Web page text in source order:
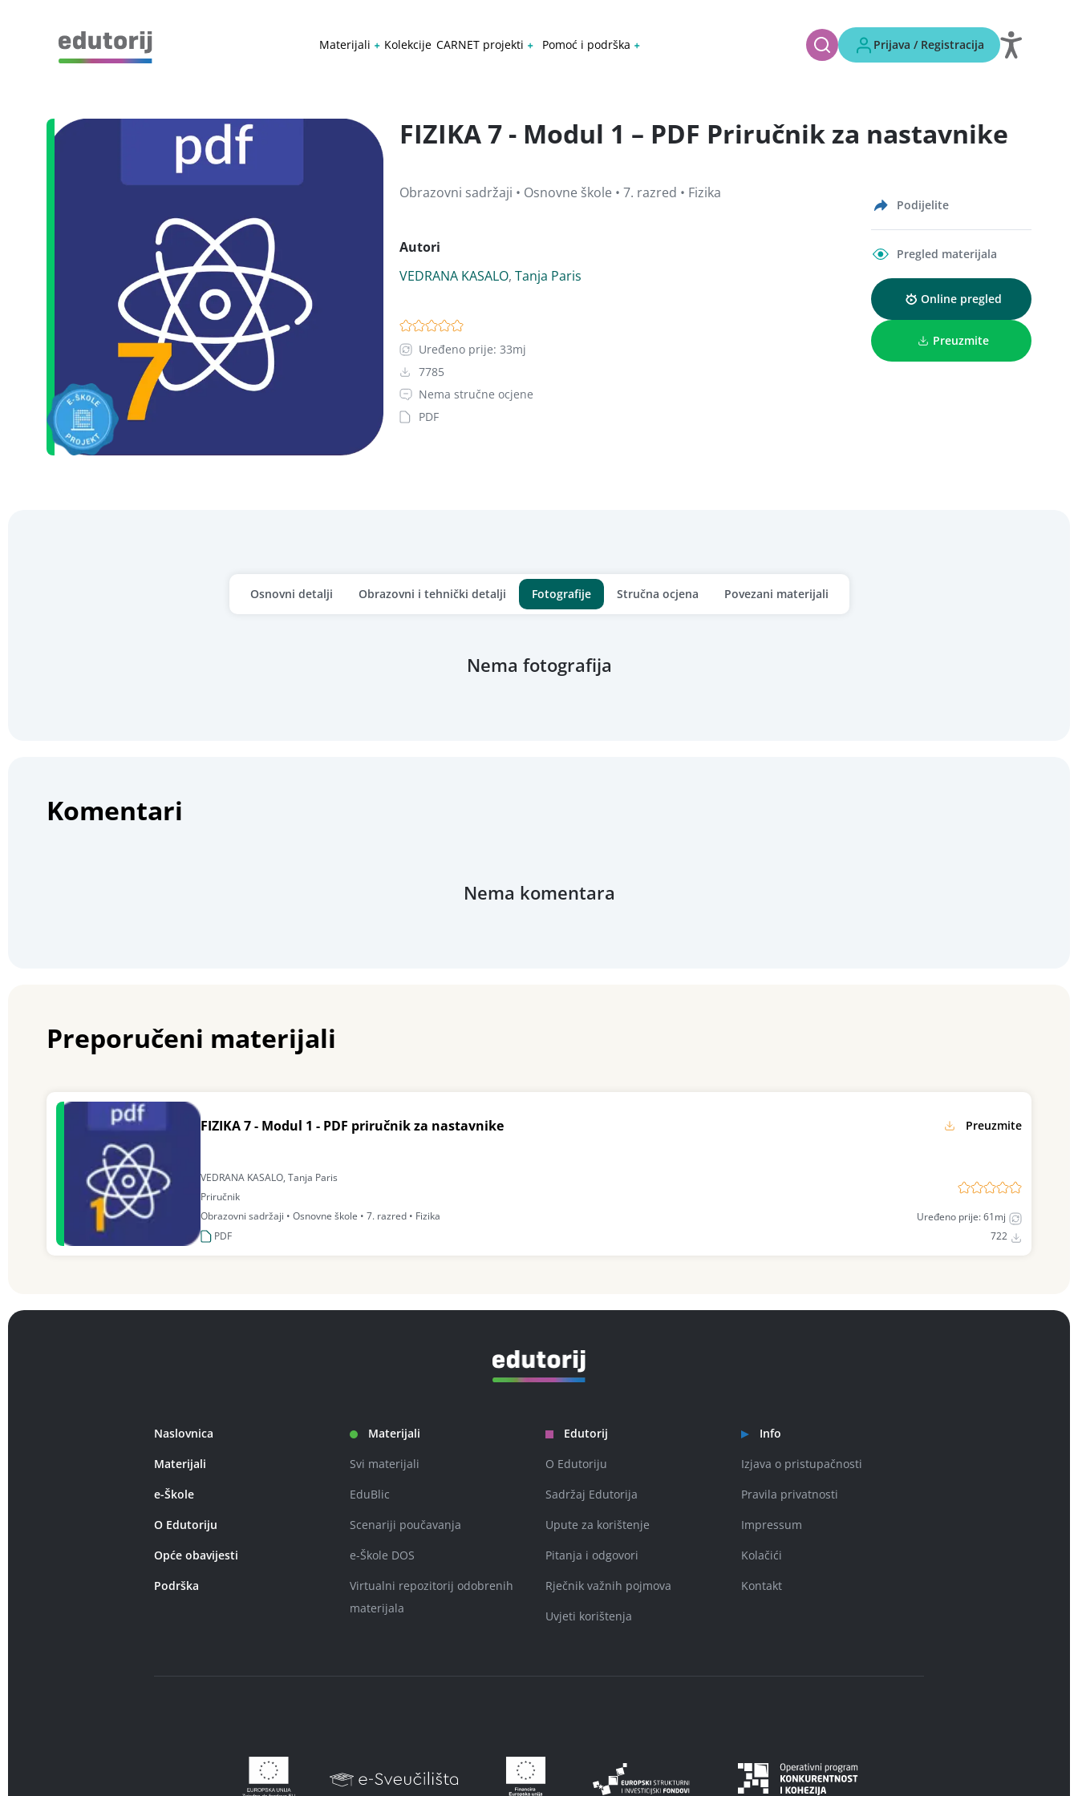
Materijali Kolekcije CARNET projekti Pomoć i podrška Prijava / Registracija
FIZIKA 7 - Modul 1 – PDF Priručnik za nastavnike
Obrazovni sadržaji • Osnovne škole • 7. razred • Fizika
Autori
VEDRANA KASALO, Tanja Paris
Uređeno prije: 33mj
7785
Nema stručne ocjene
PDF
Podijelite
Pregled materijala
Online pregled
Preuzmite
Osnovni detalji Obrazovni i tehnički detalji Fotografije Stručna ocjena Povezani materijali
Nema fotografija
Komentari
Nema komentara
Preporučeni materijali
FIZIKA 7 - Modul 1 - PDF priručnik za nastavnike
VEDRANA KASALO, Tanja Paris
Priručnik
Obrazovni sadržaji • Osnovne škole • 7. razred • Fizika
PDF
Preuzmite
Uređeno prije: 61mj
722
Naslovnica
Materijali
e-Škole
O Edutoriju
Opće obavijesti
Podrška
Materijali
Svi materijali
EduBlic
Scenariji poučavanja
e-Škole DOS
Virtualni repozitorij odobrenih
materijala
Edutorij
O Edutoriju
Sadržaj Edutorija
Upute za korištenje
Pitanja i odgovori
Rječnik važnih pojmova
Uvjeti korištenja
Info
Izjava o pristupačnosti
Pravila privatnosti
Impressum
Kolačići
Kontakt